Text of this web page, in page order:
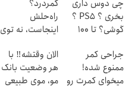
چی دوس داری
بخری ؟ PS5 ؟
گوشی؟ تا 100
و قسطی بخر ✅
کمردرد؟
راه‌حلش
اینجاست، نه توی
جراحی کمر
ممنوع شده!
میخوای کمرت رو
الان وقتشه‼️ با
هر وضعیت بانک
مو، موی طبیعی